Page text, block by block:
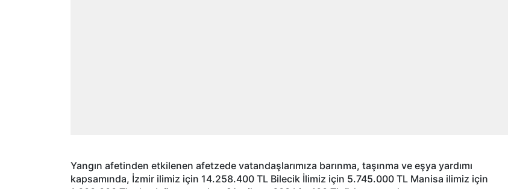
Yangın afetinden etkilenen afetzede vatandaşlarımıza barınma, taşınma ve eşya yardımı
kapsamında, İzmir ilimiz için 14.258.400 TL Bilecik İlimiz için 5.745.000 TL Manisa ilimiz için